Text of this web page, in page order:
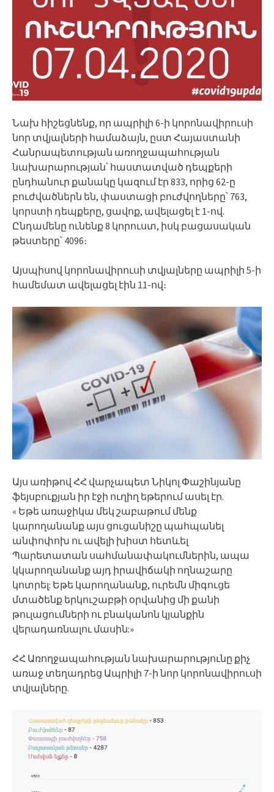
Նախ հիշեցնենք, որ ապրիլի 6-ի կորոնավիրուսի
նոր տվյալների համաձայն, ըստ Հայաստանի
Հանրապետության առողջապահության
նախարարության՝ հաստատված դեպքերի
ընդհանուր քանակը կազում էր 833, որից 62-ը
բուժվածներն են, փաստացի բուժվողները՝ 763,
կորստի դեպքերը, ցավոք, ավելացել է 1-ով.
Ընդամենը ունենք 8 կորուստ, իսկ բացասական
թեստերը՝ 4096։
Այսպիսով կորոնավիրուսի տվյալները ապրիլի 5-ի
համեմատ ավելացել էին 11-ով։
Այս առիթով ՀՀ վարչապետ Նիկոլ Փաշինյանը
ֆեյսբուքյան իր էջի ուղիղ եթերում ասել էր.
« Եթե առաջիկա մեկ շաբաթում մենք
կարողանանք այս ցուցանիշը պահպանել
անփոփոխ ու ավելի խիստ հետևել
Պարետատան սահմանափակումներին, ապա
կկարողանանք այդ իրավիճակի ողնաշարը
կոտրել: Եթե կարողանանք, ուրեմն միգուցե
մտածենք երկուշաբթի օրվանից մի քանի
թուլացումների ու բնականոն կյանքին
վերադառնալու մասին:»
ՀՀ Առողջապահության նախարարությունը քիչ
առաջ տեղադրեց Ապրիլի 7-ի նոր կորոնավիրուսի
տվյալները.